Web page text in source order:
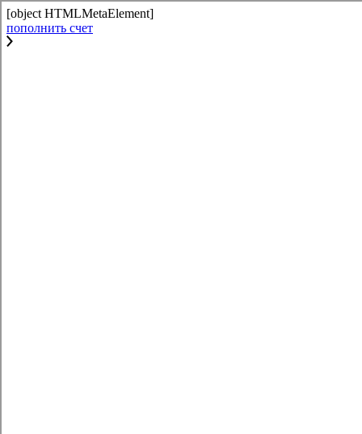
[object HTMLMetaElement]
пополнить счет